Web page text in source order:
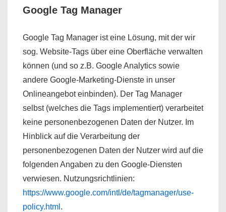
Google Tag Manager
Google Tag Manager ist eine Lösung, mit der wir
sog. Website-Tags über eine Oberfläche verwalten
können (und so z.B. Google Analytics sowie
andere Google-Marketing-Dienste in unser
Onlineangebot einbinden). Der Tag Manager
selbst (welches die Tags implementiert) verarbeitet
keine personenbezogenen Daten der Nutzer. Im
Hinblick auf die Verarbeitung der
personenbezogenen Daten der Nutzer wird auf die
folgenden Angaben zu den Google-Diensten
verwiesen. Nutzungsrichtlinien:
https://www.google.com/intl/de/tagmanager/use-
policy.html .